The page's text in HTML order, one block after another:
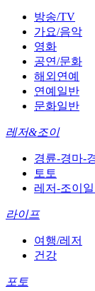
방송/TV
가요/음악
영화
공연/문화
해외연예
연예일반
문화일반
레저&조이
경륜-경마-
토토
레저-조이
라이프
여행/레저
건강
포토